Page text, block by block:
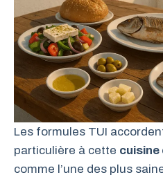
Les formules TUI
particulière à cette
comme l’une des plus